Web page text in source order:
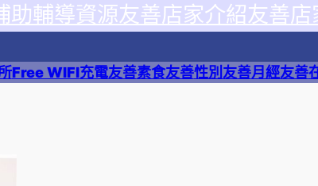
助輔導資源友善店家介紹友善店
Free WIFI充電友善素食友善性別友善月經友善